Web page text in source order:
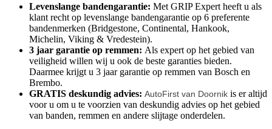
Levenslange bandengarantie: Met GRIP Expert heeft u als
klant recht op levenslange bandengarantie op 6 preferente
bandenmerken (Bridgestone, Continental, Hankook,
Michelin, Viking & Vredestein).
3 jaar garantie op remmen: Als expert op het gebied van
veiligheid willen wij u ook de beste garanties bieden.
Daarmee krijgt u 3 jaar garantie op remmen van Bosch en
Brembo.
GRATIS deskundig advies: AutoFirst van Doornik is er altijd
voor u om u te voorzien van deskundig advies op het gebied
van banden, remmen en andere slijtage onderdelen.